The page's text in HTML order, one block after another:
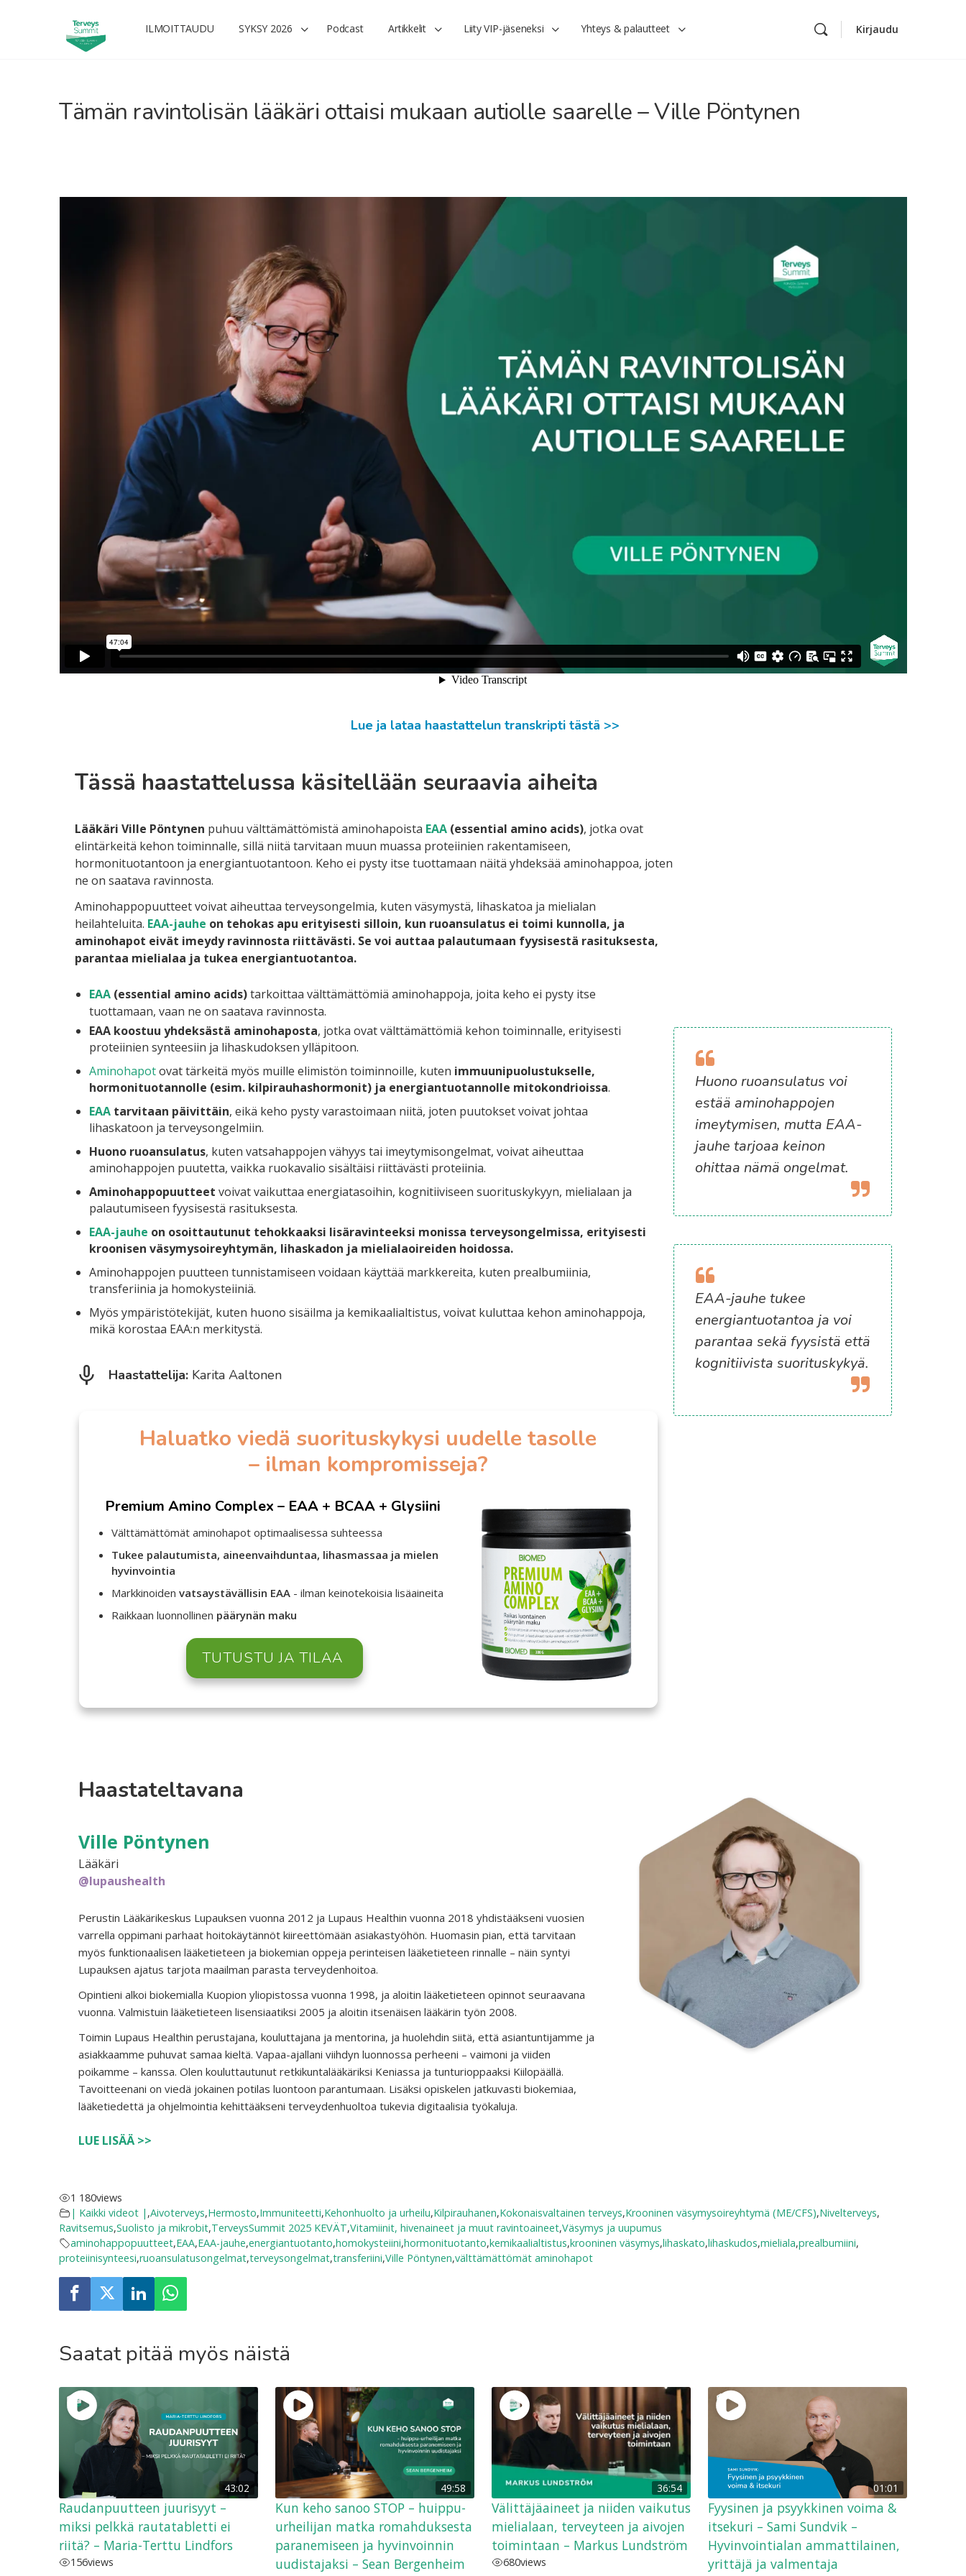
ILMOITTAUDU SYKSY 2026 Podcast Artikkelit Liity VIP-jäseneksi Yhteys & palautteet Kirjaudu
Tämän ravintolisän lääkäri ottaisi mukaan autiolle saarelle – Ville Pöntynen
Lue ja lataa haastattelun transkripti tästä >>
Tässä haastattelussa käsitellään seuraavia aiheita
Lääkäri Ville Pöntynen puhuu välttämättömistä aminohapoista EAA (essential amino acids), jotka ovat
elintärkeitä kehon toiminnalle, sillä niitä tarvitaan muun muassa proteiinien rakentamiseen,
hormonituotantoon ja energiantuotantoon. Keho ei pysty itse tuottamaan näitä yhdeksää aminohappoa, joten
ne on saatava ravinnosta.
Aminohappopuutteet voivat aiheuttaa terveysongelmia, kuten väsymystä, lihaskatoa ja mielialan
heilahteluita. EAA-jauhe on tehokas apu erityisesti silloin, kun ruoansulatus ei toimi kunnolla, ja
aminohapot eivät imeydy ravinnosta riittävästi. Se voi auttaa palautumaan fyysisestä rasituksesta,
parantaa mielialaa ja tukea energiantuotantoa.
EAA (essential amino acids)tarkoittaa välttämättömiä aminohappoja, joita keho ei pysty itse
tuottamaan, vaan ne on saatava ravinnosta.
EAA koostuu yhdeksästä aminohaposta, jotka ovat välttämättömiä kehon toiminnalle, erityisesti
proteiinien synteesiin ja lihaskudoksen ylläpitoon.
Aminohapotovat tärkeitä myös muille elimistön toiminnoille, kuten immuunipuolustukselle,
hormonituotannolle (esim. kilpirauhashormonit) ja energiantuotannolle mitokondrioissa.
EAA tarvitaan päivittäin, eikä keho pysty varastoimaan niitä, joten puutokset voivat johtaa
lihaskatoon ja terveysongelmiin.
Huono ruoansulatus, kuten vatsahappojen vähyys tai imeytymisongelmat, voivat aiheuttaa
aminohappojen puutetta, vaikka ruokavalio sisältäisi riittävästi proteiinia.
Aminohappopuutteet voivat vaikuttaa energiatasoihin, kognitiiviseen suorituskykyyn, mielialaan ja
palautumiseen fyysisestä rasituksesta.
EAA-jauhe on osoittautunut tehokkaaksi lisäravinteeksi monissa terveysongelmissa, erityisesti
kroonisen väsymysoireyhtymän, lihaskadon ja mielialaoireiden hoidossa.
Aminohappojen puutteen tunnistamiseen voidaan käyttää markkereita, kuten prealbumiinia,
transferiinia ja homokysteiiniä.
Myös ympäristötekijät, kuten huono sisäilma ja kemikaalialtistus, voivat kuluttaa kehon aminohappoja,
mikä korostaa EAA:n merkitystä.
Haastattelija: Karita Aaltonen
Haluatko viedä suorituskykysi uudelle tasolle
– ilman kompromisseja?
Premium Amino Complex – EAA + BCAA + Glysiini
Välttämättömät aminohapot optimaalisessa suhteessa
Tukee palautumista, aineenvaihduntaa, lihasmassaa ja mielen
hyvinvointia
Markkinoiden vatsaystävällisin EAA - ilman keinotekoisia lisäaineita
Raikkaan luonnollinen päärynän maku
TUTUSTU JA TILAA
Huono ruoansulatus voi
estää aminohappojen
imeytymisen, mutta EAA-
jauhe tarjoaa keinon
ohittaa nämä ongelmat.
EAA-jauhe tukee
energiantuotantoa ja voi
parantaa sekä fyysistä että
kognitiivista suorituskykyä.
Haastateltavana
Ville Pöntynen
Lääkäri
@lupaushealth
Perustin Lääkärikeskus Lupauksen vuonna 2012 ja Lupaus Healthin vuonna 2018 yhdistääkseni vuosien
varrella oppimani parhaat hoitokäytännöt kiireettömään asiakastyöhön. Huomasin pian, että tarvitaan
myös funktionaalisen lääketieteen ja biokemian oppeja perinteisen lääketieteen rinnalle – näin syntyi
Lupauksen ajatus tarjota maailman parasta terveydenhoitoa.
Opintieni alkoi biokemialla Kuopion yliopistossa vuonna 1998, ja aloitin lääketieteen opinnot seuraavana
vuonna. Valmistuin lääketieteen lisensiaatiksi 2005 ja aloitin itsenäisen lääkärin työn 2008.
Toimin Lupaus Healthin perustajana, kouluttajana ja mentorina, ja huolehdin siitä, että asiantuntijamme ja
asiakkaamme puhuvat samaa kieltä. Vapaa-ajallani viihdyn luonnossa perheeni – vaimoni ja viiden
poikamme – kanssa. Olen kouluttautunut retkikuntalääkäriksi Keniassa ja tunturioppaaksi Kiilopäällä.
Tavoitteenani on viedä jokainen potilas luontoon parantumaan. Lisäksi opiskelen jatkuvasti biokemiaa,
lääketiedettä ja ohjelmointia kehittääkseni terveydenhuoltoa tukevia digitaalisia työkaluja.
LUE LISÄÄ >>
1 180views
| Kaikki videot | ,Aivoterveys,Hermosto,Immuniteetti,Kehonhuolto ja urheilu,Kilpirauhanen,Kokonaisvaltainen terveys,Krooninen väsymysoireyhtymä (ME/CFS),Nivelterveys,
Ravitsemus,Suolisto ja mikrobit,TerveysSummit 2025 KEVÄT,Vitamiinit, hivenaineet ja muut ravintoaineet,Väsymys ja uupumus
aminohappopuutteet,EAA,EAA-jauhe,energiantuotanto,homokysteiini,hormonituotanto,kemikaalialtistus,krooninen väsymys,lihaskato,lihaskudos,mieliala,prealbumiini,
proteiinisynteesi,ruoansulatusongelmat,terveysongelmat,transferiini,Ville Pöntynen,välttämättömät aminohapot
Saatat pitää myös näistä
43:02
Raudanpuutteen juurisyyt –
miksi pelkkä rautatabletti ei
riitä? – Maria-Terttu Lindfors
156views
49:58
Kun keho sanoo STOP – huippu-
urheilijan matka romahduksesta
paranemiseen ja hyvinvoinnin
uudistajaksi – Sean Bergenheim
36:54
Välittäjäaineet ja niiden vaikutus
mielialaan, terveyteen ja aivojen
toimintaan – Markus Lundström
680views
01:01
Fyysinen ja psyykkinen voima &
itsekuri – Sami Sundvik –
Hyvinvointialan ammattilainen,
yrittäjä ja valmentaja